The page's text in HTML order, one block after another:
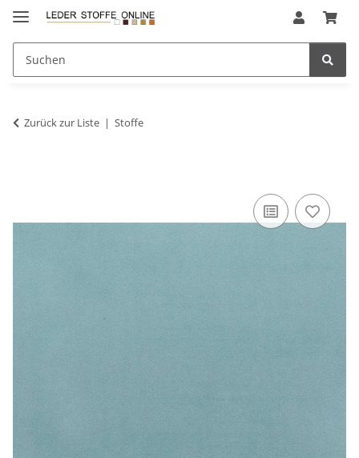
Zurück zur Liste Stoffe